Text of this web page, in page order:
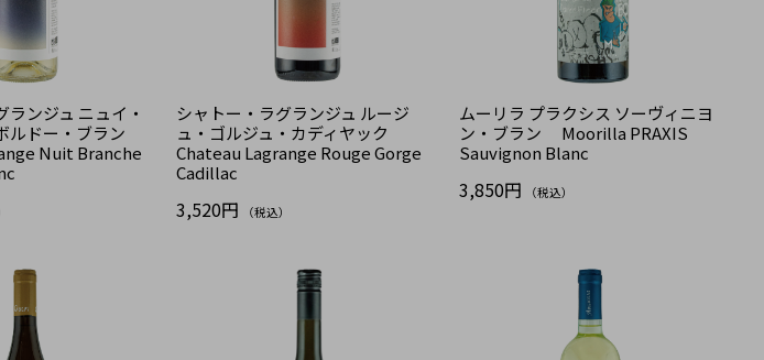
ランジュ ニュイ・
ルドー・ブラン
Nuit Branche
シャトー・ラグランジュ ルージ
ュ・ゴルジュ・カディヤック
Chateau Lagrange Rouge Gorge
Cadillac
3,520円 （税込）
ムーリラ プラクシス ソーヴィニヨ
ン・ブラン Moorilla PRAXIS
Sauvignon Blanc
3,850円 （税込）